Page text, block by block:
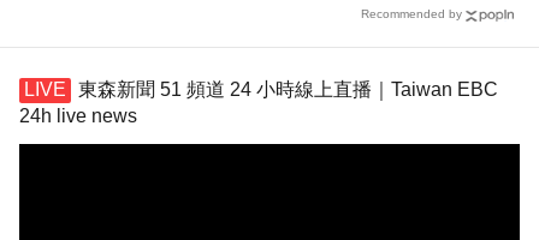
Recommended by
東森新聞 51 頻道 24 小時線上直播｜Taiwan EBC
24h live news